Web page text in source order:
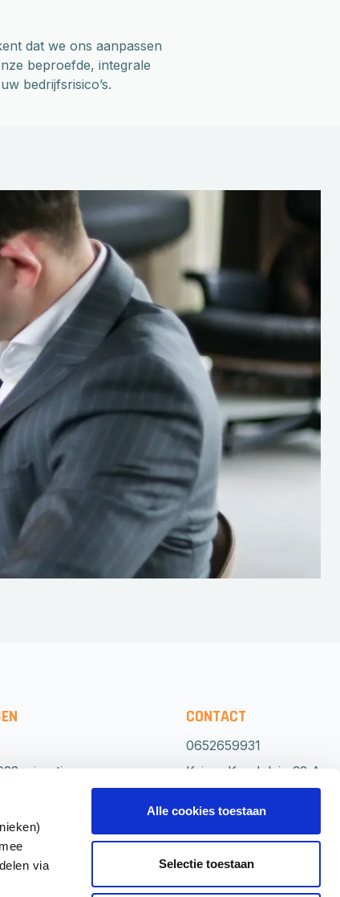
via
Alle cookies toestaan
Selectie toestaan
dat we ons aanpassen
beproefde, integrale
bedrijfsrisico’s.
migratie
CONTACT
0652659931
Keizer Karelplein 32 A
advies?